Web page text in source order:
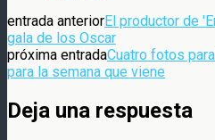
entrada anteriorEl productor de
gala de los Oscar
próxima entradaCuatro fotos
para la semana que viene
Deja una respuesta